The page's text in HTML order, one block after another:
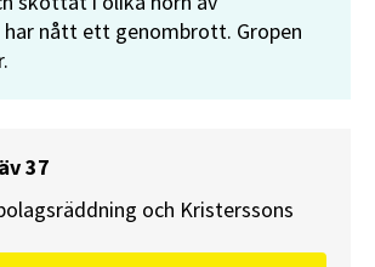
nått ett genombrott. Gropen
37
och Kristerssons